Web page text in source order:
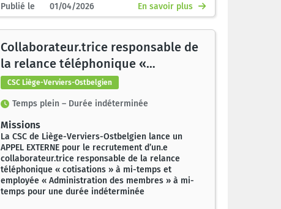
Publié le 01/04/2026 En savoir plus
Collaborateur.trice responsable de
la relance téléphonique «
cotisations » à mi-temps et
employé.e « Administration des
membres » à mi-temps
CSC Liège-Verviers-Ostbelgien
Temps plein – Durée indéterminée
Missions
La CSC de Liège-Verviers-Ostbelgien lance un
APPEL EXTERNE pour le recrutement d’un.e
collaborateur.trice responsable de la relance
téléphonique « cotisations » à mi-temps et
employée « Administration des membres » à mi-
temps pour une durée indéterminée